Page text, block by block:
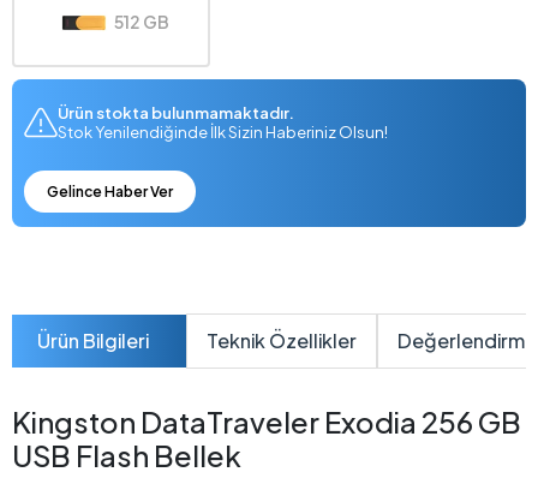
512 GB
Ürün stokta bulunmamaktadır.
Stok Yenilendiğinde İlk Sizin Haberiniz Olsun!
Gelince Haber Ver
Ürün Bilgileri Teknik Özellikler
Kingston DataTraveler Exodia 256 GB
USB Flash Bellek